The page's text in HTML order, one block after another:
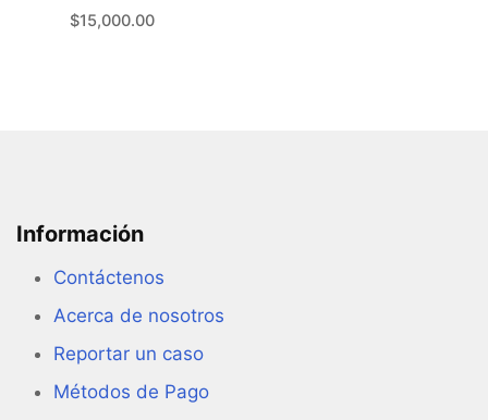
$15,000.00
Información
Contáctenos
Acerca de nosotros
Reportar un caso
Métodos de Pago